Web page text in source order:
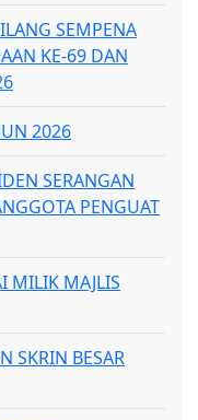
SEMPENA
KE-69 DAN
2026
SERANGAN
PENGUAT
MILIK MAJLIS
SKRIN BESAR